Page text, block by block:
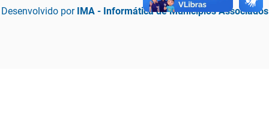
Desenvolvido por IMA - Informática de Municípios Associados